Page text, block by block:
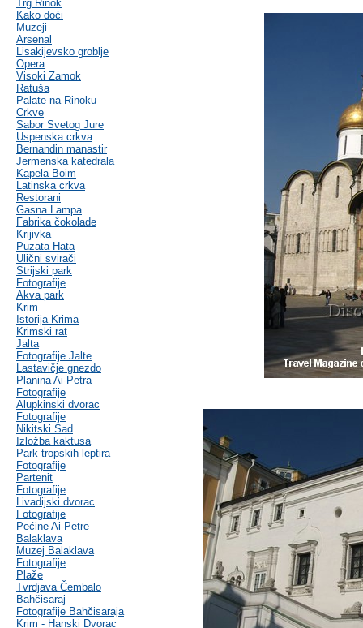
Trg Rinok
Kako doći
Muzeji
Arsenal
Lisakijevsko groblje
Opera
Visoki Zamok
Ratuša
Palate na Rinoku
Crkve
Sabor Svetog Jure
Uspenska crkva
Bernandin manastir
Jermenska katedrala
Kapela Boim
Latinska crkva
Restorani
Gasna Lampa
Fabrika čokolade
Krijivka
Puzata Hata
Ulični svirači
Strijski park
Fotografije
Akva park
Krim
Istorija Krima
Krimski rat
Jalta
Fotografije Jalte
Lastavičje gnezdo
Planina Ai-Petra
Fotografije
Alupkinski dvorac
Fotografije
Nikitski Sad
Izložba kaktusa
Park tropskih leptira
Fotografije
Partenit
Fotografije
Livadijski dvorac
Fotografije
Pećine Ai-Petre
Balaklava
Muzej Balaklava
Fotografije
Plaže
Tvrdjava Čembalo
Bahčisaraj
Fotografije Bahčisaraja
Krim - Hanski Dvorac